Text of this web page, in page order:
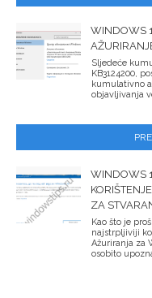
WINDOWS
Sljedeće
KB3124200,
kumulativno
objavljivanja
WINDOWS
ZA
Kao što je
najstrpljiviji
Ažuriranja za
osobito